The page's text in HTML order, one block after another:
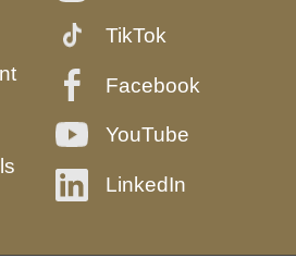
TikTok
Facebook
YouTube
LinkedIn